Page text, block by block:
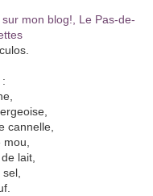
cannelle,
lait,